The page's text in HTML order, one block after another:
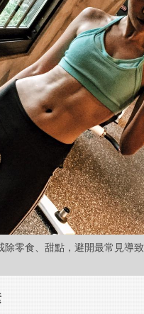
除零食、甜點，避開最常見導